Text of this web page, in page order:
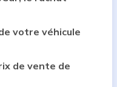
votre véhicule
de vente de